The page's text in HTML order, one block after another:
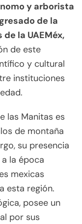
y arborista
de la
la UAEMéx,
de este
y cultural
instituciones
las Manitas es
de montaña
su presencia
la época
mexicas
esta región.
posee un
por sus